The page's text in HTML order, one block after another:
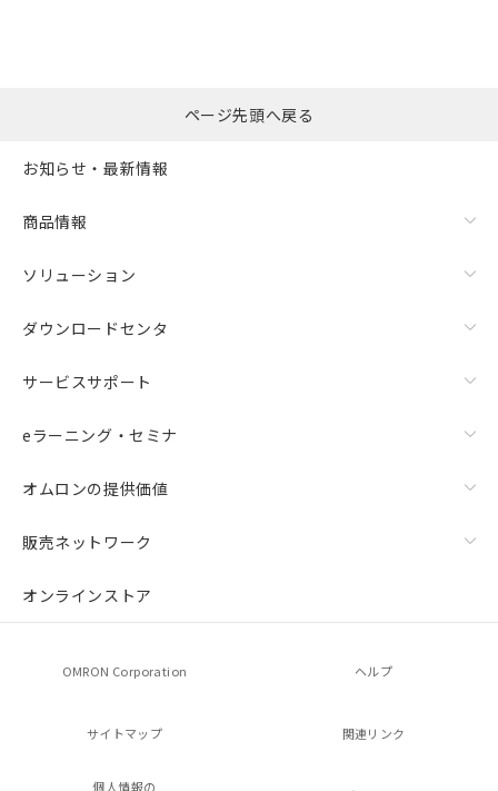
ページ先頭へ戻る
お知らせ・最新情報
商品情報
ソリューション
ダウンロードセンタ
サービスサポート
eラーニング・セミナ
オムロンの提供価値
販売ネットワーク
オンラインストア
OMRON Corporation ヘルプ
サイトマップ 関連リンク
個人情報の